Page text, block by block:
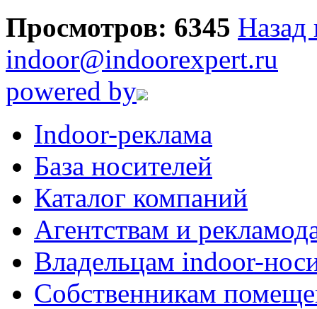
Просмотров: 6345 Назад
indoor@indoorexpert.ru
powered by
Indoor-реклама
База носителей
Каталог компаний
Агентствам и
Владельцам indoor-
Собственникам